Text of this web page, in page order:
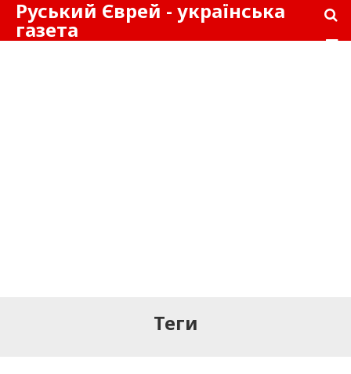
Руський Єврей - українська
газета
Теги